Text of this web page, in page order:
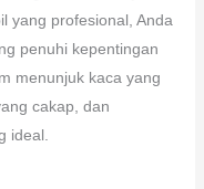
yang profesional, Anda
penuhi kepentingan
menunjuk kaca yang
cakap, dan
ideal.